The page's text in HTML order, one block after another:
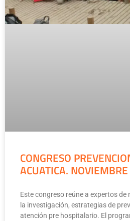
CONGRESO
ACUATICA.
Este congreso reúne a expertos
la investigación, estrategias de
atención pre hospitalario. El